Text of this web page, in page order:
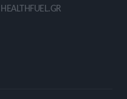
HEALTHFUEL.GR